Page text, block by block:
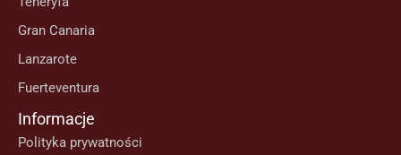
Gran Canaria
Lanzarote
Fuerteventura
Informacje
Polityka prywatności